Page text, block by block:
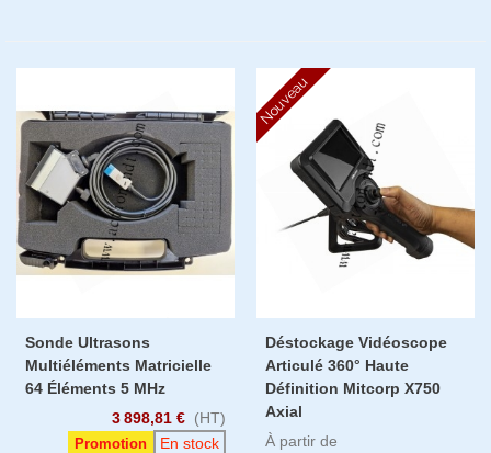
Sonde Ultrasons
Multiéléments Matricielle
64 Éléments 5 MHz
3 898,81 € (HT)
Promotion En stock
Nouveau
Déstockage Vidéoscope
Articulé 360° Haute
Définition Mitcorp X750
Axial
À partir de